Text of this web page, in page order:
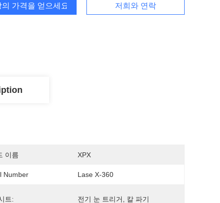
가격을 얻으세요 저희와 연락
이름 XPX
Number Lase X-360
트: 전기 눈 트리거, 칼 파기